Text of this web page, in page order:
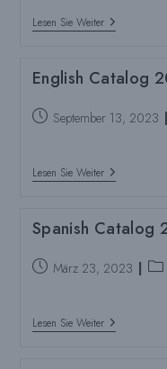
Lesen Sie WeiterEnglish
Catalog
2024
-
English Catalog
BeitragSeptember 13, 2023
Lesen Sie WeiterEnglish
Catalog
2024
Spanish Catalog
BeitragMärz 23, 2023
Lesen Sie WeiterSpanish
Catalog